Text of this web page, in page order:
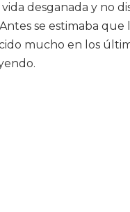
desganada y
se estimaba
mucho en los